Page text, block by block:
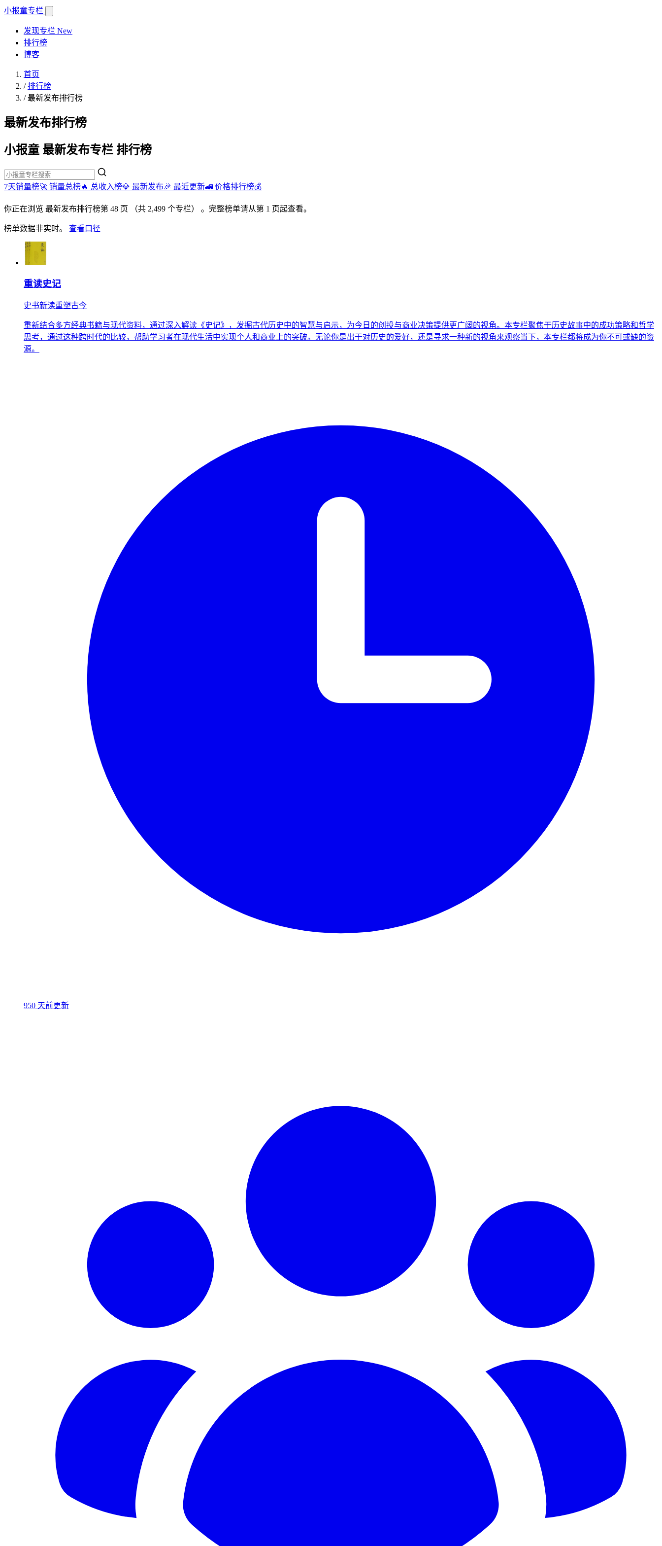
小报童专栏
发现专栏 New
排行榜
博客
首页
/排行榜
/最新发布排行榜
最新发布排行榜
小报童 最新发布专栏 排行榜
7天销量榜🚀 销量总榜🔥 总收入榜💎 最新发布🎉 最近更新🚄 价格排行榜💰
你正在浏览 最新发布排行榜第 48 页 （共 2,499 个专栏） 。完整榜单请从第 1 页起查看。
榜单数据非实时。 查看口径
重读史记
史书新读重塑古今
重新结合多方经典书籍与现代资料，通过深入解读《史记》，发掘古代历史中的智慧与启示，为今日的创投与商业决策提供更广阔的视角。本专栏聚焦于历史故事中的成功策略和哲学
思考，通过这种跨时代的比较，帮助学习者在现代生活中实现个人和商业上的突破。无论你是出于对历史的爱好，还是寻求一种新的视角来观察当下，本专栏都将成为你不可或缺的资
源。
950 天前更新